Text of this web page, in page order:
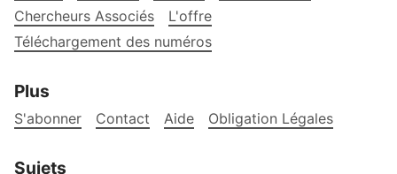
Chercheurs Associés
L'offre
Téléchargement des numéros
Plus
S'abonner Contact Aide Obligation Légales
Sujets